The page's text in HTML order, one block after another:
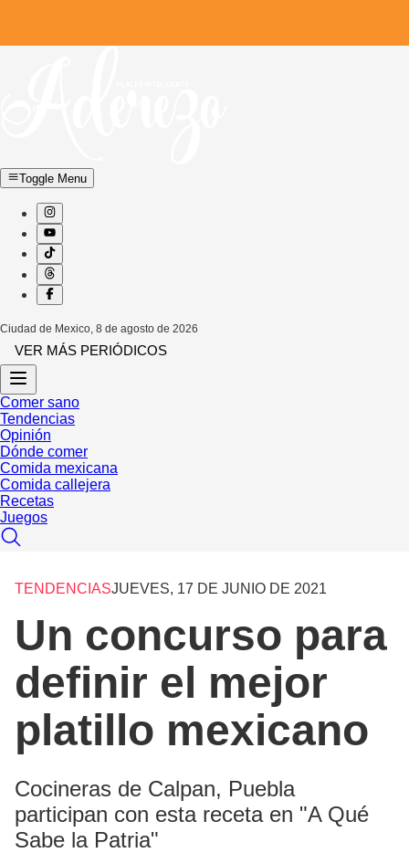
Toggle Menu
Ciudad de Mexico, 8 de agosto de 2026
VER MÁS PERIÓDICOS
Comer sano
Tendencias
Opinión
Dónde comer
Comida mexicana
Comida callejera
Recetas
Juegos
TENDENCIASJUEVES, 17 DE JUNIO DE 2021
Un concurso para
definir el mejor
platillo mexicano
Cocineras de Calpan, Puebla
participan con esta receta en "A Qué
Sabe la Patria"